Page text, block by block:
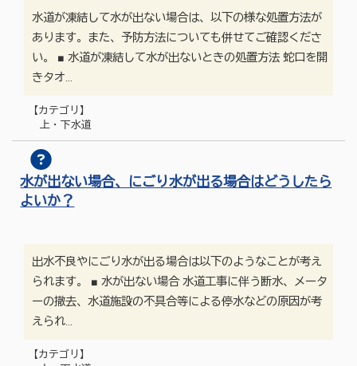
水道が凍結して水が出ない場合は、以下の様な処置方法が
あります。また、予防方法についても併せてご確認くださ
い。 ■ 水道が凍結して水が出ないときの処置方法 蛇口を開
きタオ…
【カテゴリ】
上・下水道
水が出ない場合、にごり水が出る場合はどうしたら
よいか？
出水不良やにごり水が出る場合は以下のようなことが考え
られます。 ■ 水が出ない場合 水道工事に伴う断水、メータ
ーの撤去、水道施設の不具合等による停水などの原因が考
えられ…
【カテゴリ】